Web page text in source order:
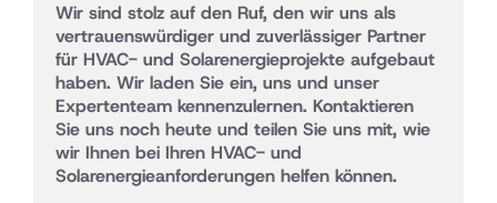
Wir sind stolz auf den Ruf, den wir uns als
vertrauenswürdiger und zuverlässiger Partner
für HVAC- und Solarenergieprojekte aufgebaut
haben. Wir laden Sie ein, uns und unser
Expertenteam kennenzulernen. Kontaktieren
Sie uns noch heute und teilen Sie uns mit, wie
wir Ihnen bei Ihren HVAC- und
Solarenergieanforderungen helfen können.